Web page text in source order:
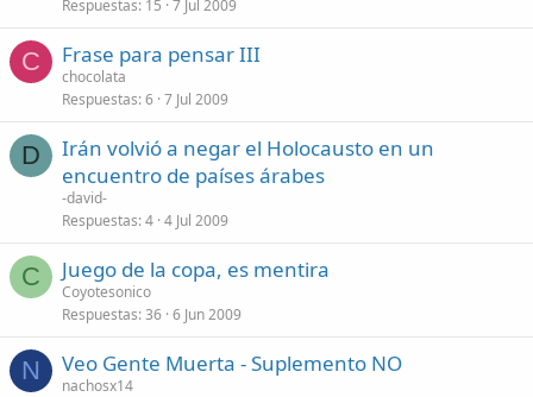
Respuestas 15 7 Jul 2009
C Frase para pensar III
chocolata
Respuestas 6 7 Jul 2009
D
Irán volvió a negar el Holocausto en un
encuentro de países árabes
-david-
Respuestas 4 4 Jul 2009
C Juego de la copa, es mentira
Coyotesonico
Respuestas 36 6 Jun 2009
N Veo Gente Muerta - Suplemento NO
nachosx14